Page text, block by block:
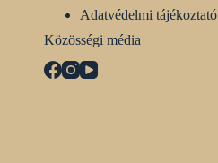
Adatvédelmi tájékoztató
Közösségi média